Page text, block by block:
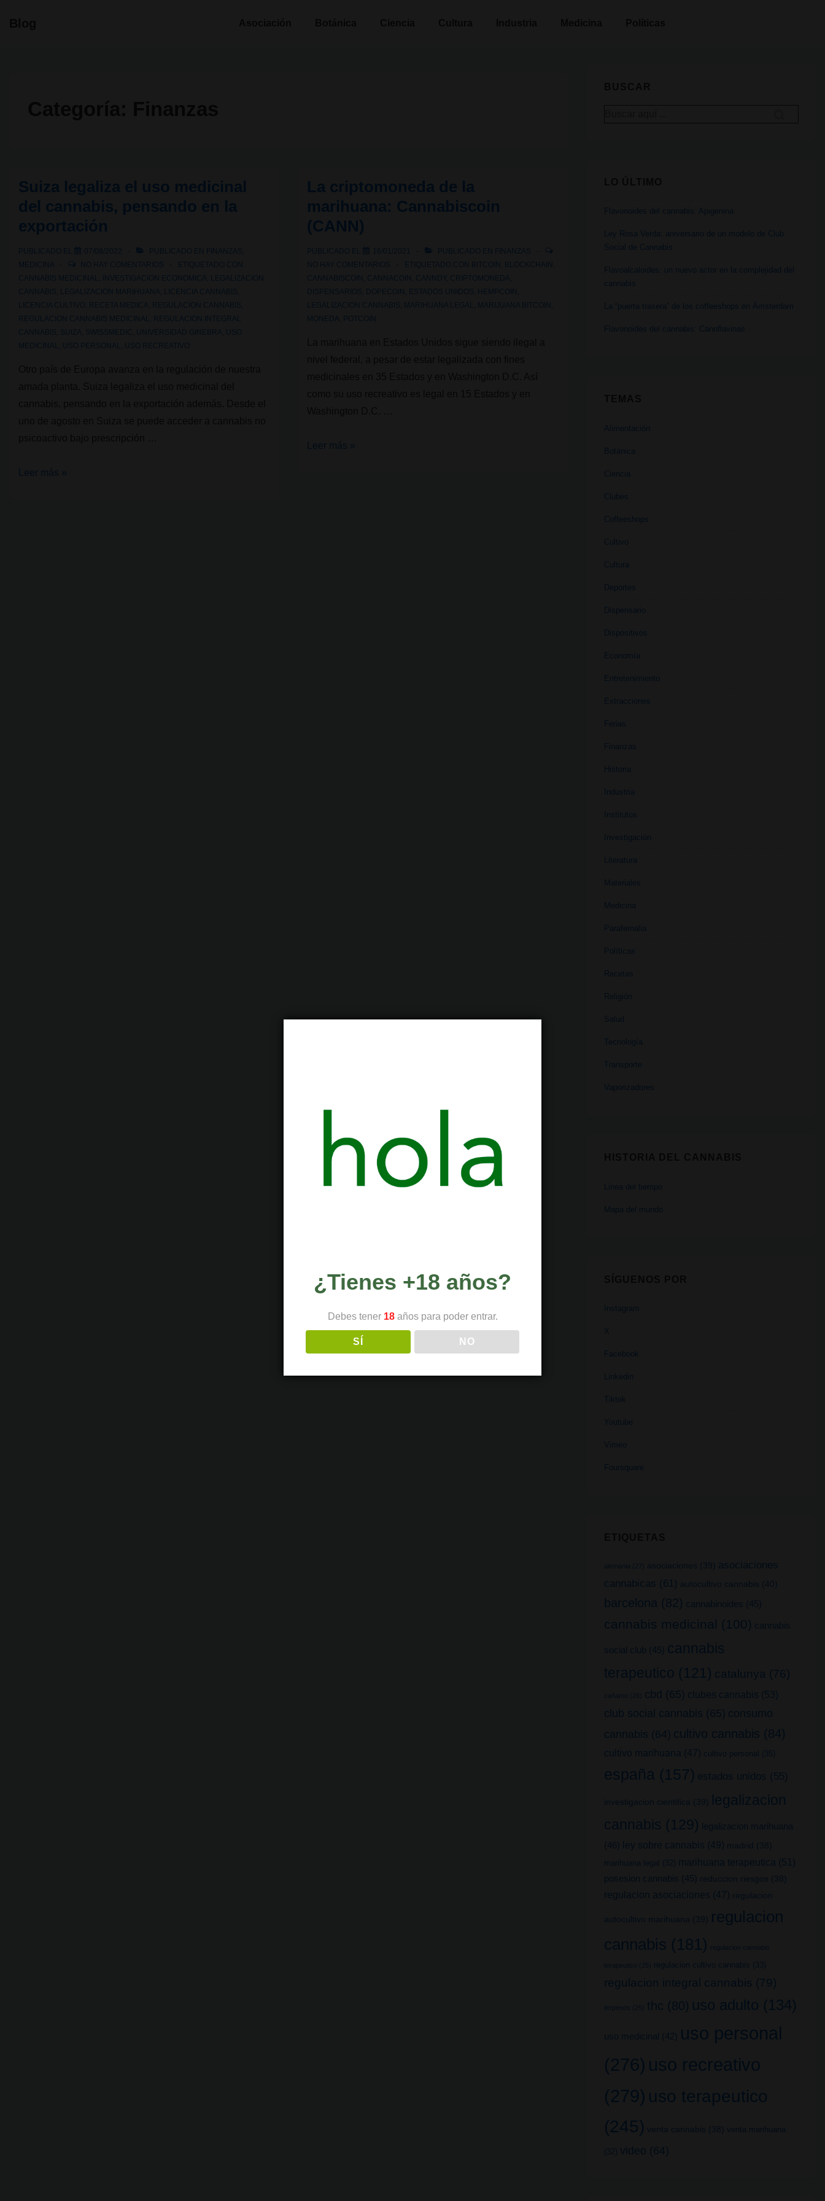
Suiza legaliza el uso medicinal
del cannabis, pensando en la
exportación
PUBLICADO EL 07/08/2022 PUBLICADO EN FINANZAS
MEDICINA
NO HAY COMENTARIOS
ETIQUETADO CON
CANNABIS MEDICINAL
INVESTIGACION ECONOMICA
LEGALIZACION
CANNABIS
LEGALIZACION MARIHUANA LICENCIA CANNABIS
LICENCIA CULTIVO
RECETA MEDICA REGULACION CANNABIS
REGULACION CANNABIS MEDICINAL
REGULACION INTEGRAL
CANNABIS SUIZA SWISSMEDIC UNIVERSIDAD GINEBRA
USO
MEDICINAL
USO PERSONAL USO RECREATIVO
Suiza
Leer más »
La criptomoneda de la
marihuana: Cannabiscoin
(CANN)
PUBLICADO EL 16/01/2021 PUBLICADO EN
FINANZAS
NO HAY COMENTARIOS
ETIQUETADO CON BITCOIN BLOCKCHAIN
CANNABISCOIN
CANNACOIN CANNDY CRIPTOMONEDA
DISPENSARIOS
DOPECOIN ESTADOS UNIDOS HEMPCOIN
LEGALIZACION CANNABIS
MARIHUANA LEGAL MARIJUANA BITCOIN
MONEDA
POTCOIN
La
Leer más »
Flavonoides del cannabis: Apigenina
Ley Rosa Verda: aniversario de un modelo de Club
Social de Cannabis
Flavoalcaloides: un nuevo actor en la complejidad del
cannabis
La “puerta trasera” de los coffeeshops en Ámsterdam
Flavonoides del cannabis: Cannflavinas
Alimentación
Botánica
Ciencia
Clubes
Coffeeshops
Cultivo
Cultura
Deportes
Dispensario
Dispositivos
Economía
Entretenimiento
Extracciones
Ferias
Finanzas
Historia
Industria
Institutos
Investigación
Literatura
Materiales
Medicina
Parafernalia
Políticas
Recetas
Religión
Salud
Tecnología
Transporte
Vaporizadores
Linea del tiempo
Mapa del mundo
Instagram
X
Facebook
Linkedin
Tiktok
Youtube
Vimeo
Foursquare
alemania (27) asociaciones (39)
asociaciones
cannabicas (61) autocultivo cannabis (40)
barcelona (82) cannabinoides (45)
cannabis medicinal (100) cannabis
social club (45) cannabis
terapeutico (121) catalunya (76)
cañamo (26) cbd (65) clubes cannabis (53)
club social cannabis (65) consumo
cannabis (64) cultivo cannabis (84)
cultivo marihuana (47) cultivo personal (35)
españa (157) estados unidos (55)
investigacion cientifica (39)
legalizacion
cannabis (129) legalizacion marihuana
(46) ley sobre cannabis (49) madrid (38)
marihuana legal (32) marihuana terapeutica (51)
posesion cannabis (45) reduccion riesgos (38)
regulacion asociaciones (47) regulacion
autocultivo marihuana (39)
regulacion
cannabis (181) regulacion cannabis
terapeutico (25) regulacion cultivo cannabis (33)
regulacion integral cannabis (79)
terpenos (25) thc (80) uso adulto (134)
uso medicinal (42) uso personal
(276) uso recreativo
(279) uso terapeutico
(245) venta cannabis (38) venta marihuana
(32) video (64)
¿Tienes +18 años?
Debes tener 18años para poder entrar.
SÍ NO